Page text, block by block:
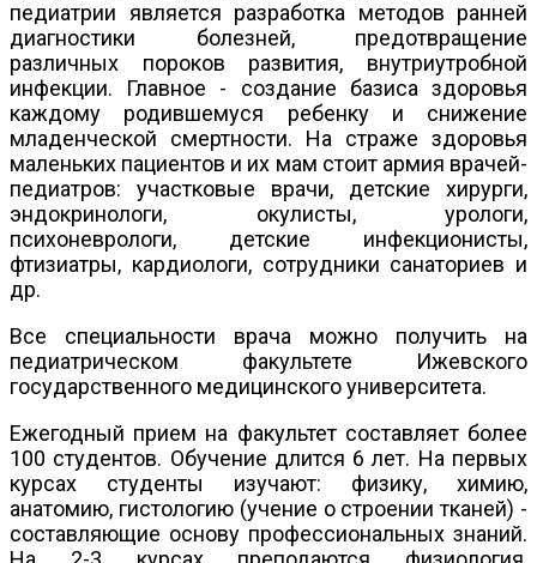
педиатрии является разработка методов ранней
диагностики болезней, предотвращение
различных пороков развития, внутриутробной
инфекции. Главное - создание базиса здоровья
каждому родившемуся ребенку и снижение
младенческой смертности. На страже здоровья
маленьких пациентов и их мам стоит армия врачей-
педиатров: участковые врачи, детские хирурги,
эндокринологи, окулисты, урологи,
психоневрологи, детские инфекционисты,
фтизиатры, кардиологи, сотрудники санаториев и
др.
Все специальности врача можно получить на
педиатрическом факультете Ижевского
государственного медицинского университета.
Ежегодный прием на факультет составляет более
100 студентов. Обучение длится 6 лет. На первых
курсах студенты изучают: физику, химию,
анатомию, гистологию (учение о строении тканей) -
составляющие основу профессиональных знаний.